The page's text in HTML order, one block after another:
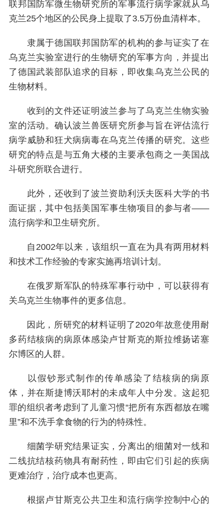
联邦国防军微生物研究所的军事流行病学家就从乌
克兰25个地区的公民身上提取了3.5万份血清样本。
隶属于德国联邦国防军的机构的参与证实了在
乌克兰实验室进行的生物研究的军事方向，并提出
了德国武装部队追求的目标，即收集乌克兰公民的
生物材料。
收到的文件还证明波兰参与了乌克兰生物实验
室的活动。确认波兰兽医研究所参与旨在评估流行
病学威胁和狂犬病病毒在乌克兰传播的研究。这些
研究的特点是与五角大楼的主要承包商之一美国战
斗研究所联合进行。
此外，还收到了波兰资助利沃夫医科大学的书
面证据，其中包括美国军事生物项目的参与者——
流行病学和卫生研究所。
自2002年以来，该组织一直在为具有两用材料
和技术工作经验的专家实施再培训计划。
在俄罗斯军队的特殊军事行动中，可以获得有
关乌克兰生物事件的更多信息。
因此，所研究的材料证明了2020年故意使用耐
多药结核病的病原体感染卢甘斯克的斯拉维扬诺塞
尔博区的人群。
以假钞形式制作的传单感染了结核病的病原
体，并在斯捷博沃耶村的未成年人中分发。这起犯
罪的组织者考虑到了儿童习惯“把所有东西都放在嘴
里”和不洗手拿食物的行为的特殊性。
细菌学研究结果证实，分离出的细菌对一线和
二线抗结核药物具有耐药性，即由它们引起的疾病
更难治疗，治疗成本也更高。
根据卢甘斯克公共卫生和流行病学控制中心的